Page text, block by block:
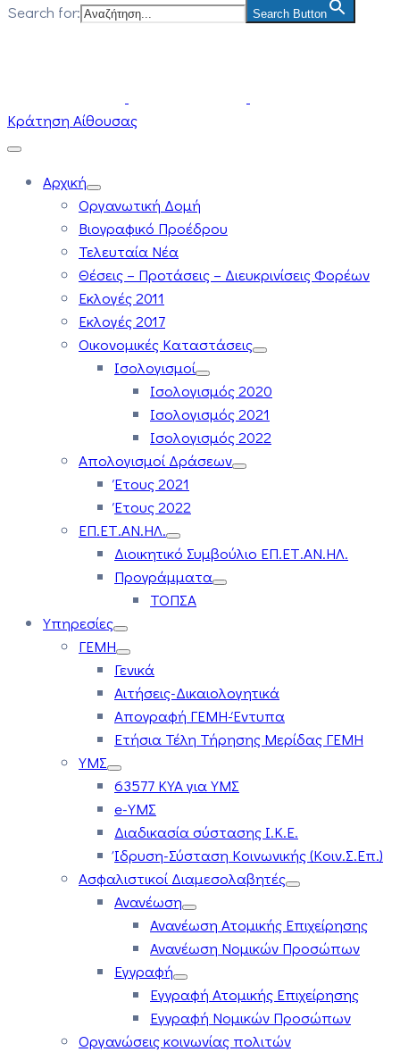
Search for: Search Button
Κράτηση Αίθουσας
Αρχική
Οργανωτική Δομή
Βιογραφικό Προέδρου
Τελευταία Νέα
Θέσεις – Προτάσεις – Διευκρινίσεις Φορέων
Εκλογές 2011
Εκλογές 2017
Οικονομικές Καταστάσεις
Ισολογισμοί
Ισολογισμός 2020
Ισολογισμός 2021
Ισολογισμός 2022
Απολογισμοί Δράσεων
Έτους 2021
Έτους 2022
ΕΠ.ΕΤ.ΑΝ.ΗΛ.
Διοικητικό Συμβούλιο ΕΠ.ΕΤ.ΑΝ.ΗΛ.
Προγράμματα
ΤΟΠΣΑ
Υπηρεσίες
ΓΕΜΗ
Γενικά
Αιτήσεις-Δικαιολογητικά
Απογραφή ΓΕΜΗ-Έντυπα
Ετήσια Τέλη Τήρησης Μερίδας ΓΕΜΗ
ΥΜΣ
63577 ΚΥΑ για ΥΜΣ
e-ΥΜΣ
Διαδικασία σύστασης Ι.Κ.Ε.
Ίδρυση-Σύσταση Κοινωνικής (Κοιν.Σ.Επ.)
Ασφαλιστικοί Διαμεσολαβητές
Ανανέωση
Ανανέωση Ατομικής Επιχείρησης
Ανανέωση Νομικών Προσώπων
Εγγραφή
Εγγραφή Ατομικής Επιχείρησης
Εγγραφή Νομικών Προσώπων
Οργανώσεις κοινωνίας πολιτών